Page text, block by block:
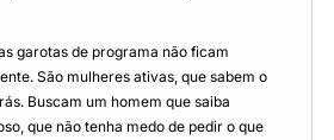
garotas de programa não ficam
São mulheres ativas, que sabem o
Buscam um homem que saiba
que não tenha medo de pedir o que